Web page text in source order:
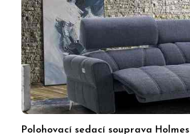
Polohovací sedací souprava Holmes